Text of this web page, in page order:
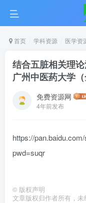
首页 学科资源 医学资
结合五脏相关理
广州中医药大学（
免费资源网
4年前发布
https://
pwd=suqr
© 版权声明
文章版权归作者所有，未